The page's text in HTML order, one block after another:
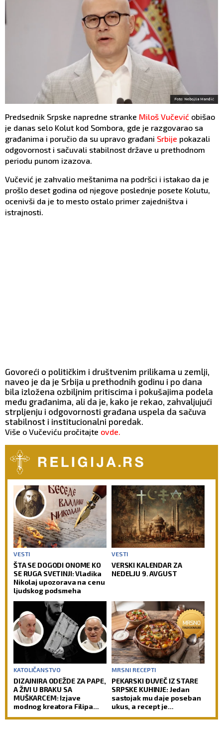
Foto: Nebojša Mandić
Predsednik Srpske napredne stranke Miloš Vučević obišao
je danas selo Kolut kod Sombora, gde je razgovarao sa
građanima i poručio da su upravo građani Srbije pokazali
odgovornost i sačuvali stabilnost države u prethodnom
periodu punom izazova.
Vučević je zahvalio meštanima na podršci i istakao da je
prošlo deset godina od njegove poslednje posete Kolutu,
ocenivši da je to mesto ostalo primer zajedništva i
istrajnosti.
Govoreći o političkim i društvenim prilikama u zemlji,
naveo je da je Srbija u prethodnih godinu i po dana
bila izložena ozbiljnim pritiscima i pokušajima podela
među građanima, ali da je, kako je rekao, zahvaljujući
strpljenju i odgovornosti građana uspela da sačuva
stabilnost i institucionalni poredak.
Više o Vučeviću pročitajte ovde.
VESTI
ŠTA SE DOGODI ONOME KO
SE RUGA SVETINJI: Vladika
Nikolaj upozorava na cenu
ljudskog podsmeha
VESTI
VERSKI KALENDAR ZA
NEDELJU 9. AVGUST
KATOLIČANSTVO
DIZAJNIRA ODEŽDE ZA PAPE,
A ŽIVI U BRAKU SA
MUŠKARCEM: Izjave
modnog kreatora Filipa
MRSNI RECEPTI
PEKARSKI ĐUVEČ IZ STARE
SRPSKE KUHINJE: Jedan
sastojak mu daje poseban
ukus, a recept je